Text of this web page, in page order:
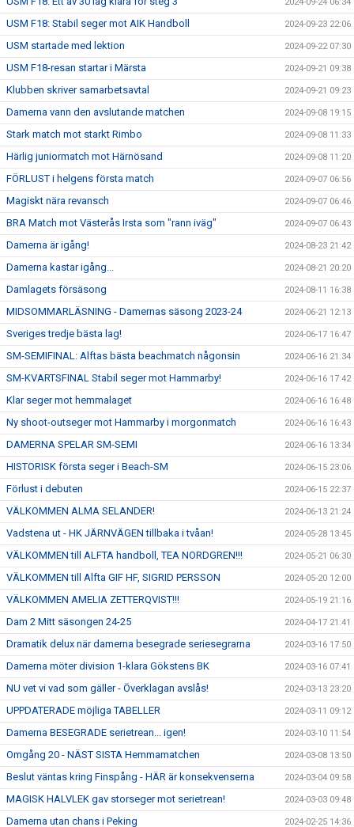
USM F18: Stabil seger mot AIK Handboll 2024-09-23 22:06
USM startade med lektion 2024-09-22 07:30
USM F18-resan startar i Märsta 2024-09-21 09:38
Klubben skriver samarbetsavtal 2024-09-21 09:23
Damerna vann den avslutande matchen 2024-09-08 19:15
Stark match mot starkt Rimbo 2024-09-08 11:33
Härlig juniormatch mot Härnösand 2024-09-08 11:20
FÖRLUST i helgens första match 2024-09-07 06:56
Magiskt nära revansch 2024-09-07 06:46
BRA Match mot Västerås Irsta som "rann iväg" 2024-09-07 06:43
Damerna är igång! 2024-08-23 21:42
Damerna kastar igång... 2024-08-21 20:20
Damlagets försäsong 2024-08-11 16:38
MIDSOMMARLÄSNING - Damernas säsong 2023-24 2024-06-21 12:13
Sveriges tredje bästa lag! 2024-06-17 16:47
SM-SEMIFINAL: Alftas bästa beachmatch någonsin 2024-06-16 21:34
SM-KVARTSFINAL Stabil seger mot Hammarby! 2024-06-16 17:42
Klar seger mot hemmalaget 2024-06-16 16:48
Ny shoot-outseger mot Hammarby i morgonmatch 2024-06-16 16:43
DAMERNA SPELAR SM-SEMI 2024-06-16 13:34
HISTORISK första seger i Beach-SM 2024-06-15 23:06
Förlust i debuten 2024-06-15 22:37
VÄLKOMMEN ALMA SELANDER! 2024-06-13 21:24
Vadstena ut - HK JÄRNVÄGEN tillbaka i tvåan! 2024-05-28 13:45
VÄLKOMMEN till ALFTA handboll, TEA NORDGREN!!! 2024-05-21 06:30
VÄLKOMMEN till Alfta GIF HF, SIGRID PERSSON 2024-05-20 12:00
VÄLKOMMEN AMELIA ZETTERQVIST!!! 2024-05-19 21:16
Dam 2 Mitt säsongen 24-25 2024-04-17 21:41
Dramatik delux när damerna besegrade seriesegrarna 2024-03-16 17:50
Damerna möter division 1-klara Gökstens BK 2024-03-16 07:41
NU vet vi vad som gäller - Överklagan avslås! 2024-03-13 23:20
UPPDATERADE möjliga TABELLER 2024-03-11 09:12
Damerna BESEGRADE serietrean... igen! 2024-03-10 11:54
Omgång 20 - NÄST SISTA Hemmamatchen 2024-03-08 13:50
Beslut väntas kring Finspång - HÄR är konsekvenserna 2024-03-04 09:58
MAGISK HALVLEK gav storseger mot serietrean! 2024-03-03 09:48
Damerna utan chans i Peking 2024-02-25 14:36